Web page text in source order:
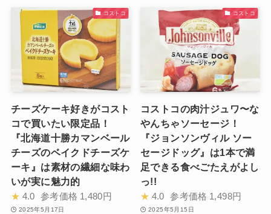
コストコ
チーズケーキ好きがコスト
コで買いたい限定品！
『北海道十勝カマンベール
チーズのベイクドチーズケ
ーキ』は素材の繊細な味わ
いが実に魅力的
★ 4.0 参考価格 1,480円
2025年5月17日
コストコ
コストコの肉汁ジュワ〜な
やんちゃソーセージ！
『ジョンソンヴィル ソー
セージドッグ』は1本で満
足できる食べごたえがよし
っ!!
★ 4.0 参考価格 1,498円
2025年5月15日